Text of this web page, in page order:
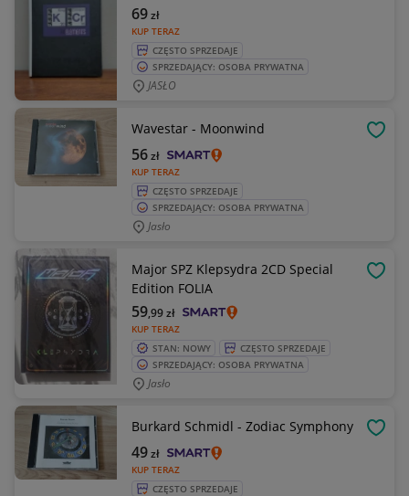
KUP TERAZ
69zł
CZĘSTO SPRZEDAJE
SPRZEDAJĄCY: OSOBA PRYWATNA
JASŁO
Wavestar - Moonwind
KUP TERAZ
56zł
CZĘSTO SPRZEDAJE
SPRZEDAJĄCY: OSOBA PRYWATNA
Jasło
Major SPZ Klepsydra 2CD Special
Edition FOLIA
KUP TERAZ
59,99zł
STAN: NOWY
CZĘSTO SPRZEDAJE
SPRZEDAJĄCY: OSOBA PRYWATNA
Jasło
Burkard Schmidl - Zodiac Symphony
KUP TERAZ
49zł
CZĘSTO SPRZEDAJE